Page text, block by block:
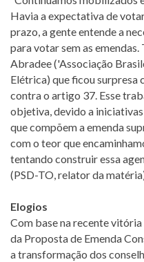
Havia a expectativa de
prazo, a gente entende a
para votar sem as
Abradee ('Associação
Elétrica) que ficou surpresa
contra o artigo 37. Esse
objetiva, devido a
que compõem a emenda
com o teor que
tentando construir essa
(PSD-TO, relator da
Elogios
Com base na recente
da Proposta de Emenda
a transformação dos